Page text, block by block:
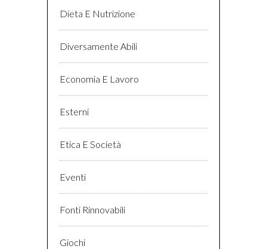
Dieta E Nutrizione
Diversamente Abili
Economia E Lavoro
Esterni
Etica E Società
Eventi
Fonti Rinnovabili
Giochi